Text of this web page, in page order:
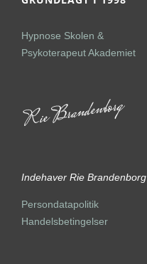
Hypnose Skolen &
Psykoterapeut Akademiet
Indehaver Rie Brandenborg
Persondatapolitik
Handelsbetingelser